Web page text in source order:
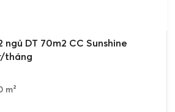
ngủ DT 70m2 CC Sunshine
tháng
m²